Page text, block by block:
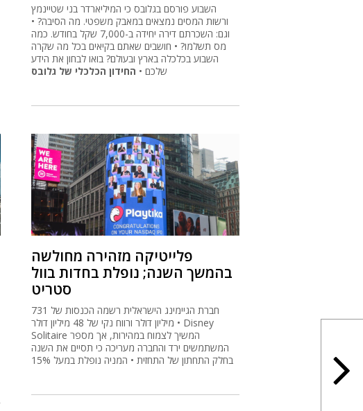
השבוע פורסם בגלובס כי המיליארדר בני שטיינמץ
ורשות המסים נמצאים במאבק משפטי. מה הסיבה? •
וגם: השכרתם דירה יחידה ב-7,000 שקל בחודש. כמה
מס תשלמו? • חושבים שאתם בקיאים בכל מה שקרה
השבוע בכלכלה בארץ ובעולם? בואו לבחון את הידע
שלכם • החידון הכלכלי של גלובס
פלייטיקה מזהירה מחולשה
בהמשך השנה; נופלת בחדות בוול
סטריט
חברת הגיימינג הישראלית רשמה הכנסות של 731
מיליון דולר ורווח נקי של 48 מיליון דולר • Disney
Solitaire המשיך לצמוח במהירות, אך מספר
המשתמשים ירד והחברה מעריכה כי תסיים את השנה
בחלק התחתון של התחזית • המניה נופלת במעל 15%